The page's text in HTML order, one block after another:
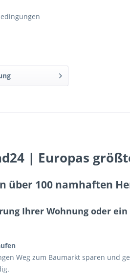
| Europas
über 100 namhaften
Ihrer Wohnung oder
Weg zum Baumarkt sparen und